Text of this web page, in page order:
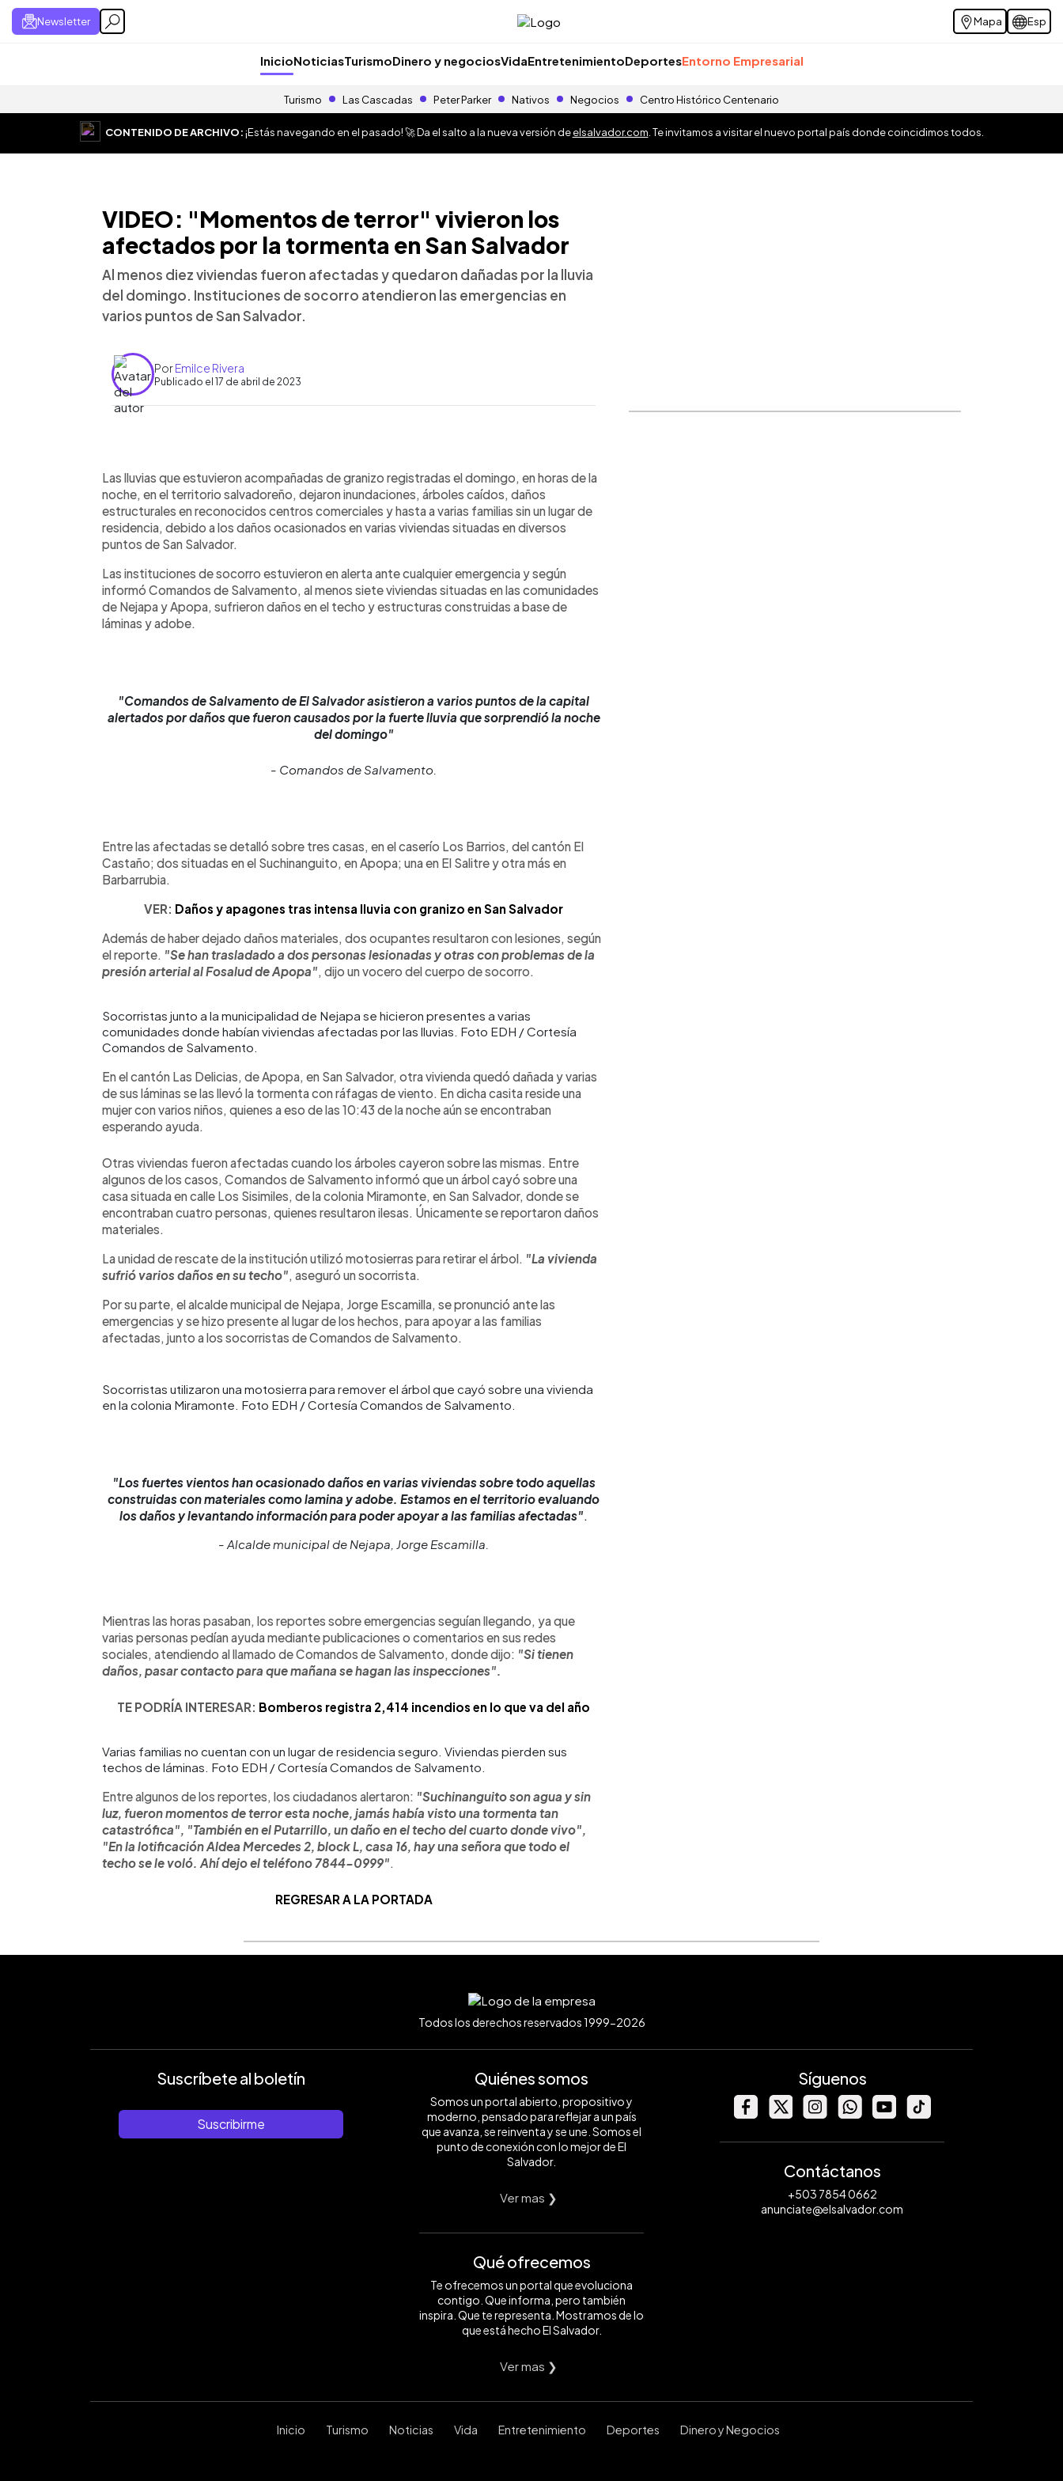
Newsletter Mapa Esp
InicioNoticiasTurismoDinero y negociosVidaEntretenimientoDeportesEntorno Empresarial
Turismo Las Cascadas Peter Parker Nativos Negocios Centro Histórico Centenario
CONTENIDO DE ARCHIVO:¡Estás navegando en el pasado! 🚀 Da el salto a la nueva versión deelsalvador.com . Te invitamos a visitar el nuevo portal país donde coincidimos todos.
VIDEO: "Momentos de terror" vivieron los
afectados por la tormenta en San Salvador
Al menos diez viviendas fueron afectadas y quedaron dañadas por la lluvia
del domingo. Instituciones de socorro atendieron las emergencias en
varios puntos de San Salvador.
PorEmilce Rivera
Publicado el 17 de abril de 2023
Escuchar artículo
Las lluvias que estuvieron acompañadas de granizo registradas el domingo, en horas de la
noche, en el territorio salvadoreño, dejaron inundaciones, árboles caídos, daños
estructurales en reconocidos centros comerciales y hasta a varias familias sin un lugar de
residencia, debido a los daños ocasionados en varias viviendas situadas en diversos
puntos de San Salvador.
Las instituciones de socorro estuvieron en alerta ante cualquier emergencia y según
informó Comandos de Salvamento, al menos siete viviendas situadas en las comunidades
de Nejapa y Apopa, sufrieron daños en el techo y estructuras construidas a base de
láminas y adobe.
"Comandos de Salvamento de El Salvador asistieron a varios puntos de la capital
alertados por daños que fueron causados por la fuerte lluvia que sorprendió la noche
del domingo"
- Comandos de Salvamento.
Entre las afectadas se detalló sobre tres casas, en el caserío Los Barrios, del cantón El
Castaño; dos situadas en el Suchinanguito, en Apopa; una en El Salitre y otra más en
Barbarrubia.
VER: Daños y apagones tras intensa lluvia con granizo en San Salvador
Además de haber dejado daños materiales, dos ocupantes resultaron con lesiones, según
el reporte. "Se han trasladado a dos personas lesionadas y otras con problemas de la
presión arterial al Fosalud de Apopa" , dijo un vocero del cuerpo de socorro.
Socorristas junto a la municipalidad de Nejapa se hicieron presentes a varias
comunidades donde habían viviendas afectadas por las lluvias. Foto EDH / Cortesía
Comandos de Salvamento.
En el cantón Las Delicias, de Apopa, en San Salvador, otra vivienda quedó dañada y varias
de sus láminas se las llevó la tormenta con ráfagas de viento. En dicha casita reside una
mujer con varios niños, quienes a eso de las 10:43 de la noche aún se encontraban
esperando ayuda.
Otras viviendas fueron afectadas cuando los árboles cayeron sobre las mismas. Entre
algunos de los casos, Comandos de Salvamento informó que un árbol cayó sobre una
casa situada en calle Los Sisimiles, de la colonia Miramonte, en San Salvador, donde se
encontraban cuatro personas, quienes resultaron ilesas. Únicamente se reportaron daños
materiales.
La unidad de rescate de la institución utilizó motosierras para retirar el árbol. "La vivienda
sufrió varios daños en su techo" , aseguró un socorrista.
Por su parte, el alcalde municipal de Nejapa, Jorge Escamilla, se pronunció ante las
emergencias y se hizo presente al lugar de los hechos, para apoyar a las familias
afectadas, junto a los socorristas de Comandos de Salvamento.
Socorristas utilizaron una motosierra para remover el árbol que cayó sobre una vivienda
en la colonia Miramonte. Foto EDH / Cortesía Comandos de Salvamento.
"Los fuertes vientos han ocasionado daños en varias viviendas sobre todo aquellas
construidas con materiales como lamina y adobe. Estamos en el territorio evaluando
los daños y levantando información para poder apoyar a las familias afectadas"
- Alcalde municipal de Nejapa, Jorge Escamilla.
Mientras las horas pasaban, los reportes sobre emergencias seguían llegando, ya que
varias personas pedían ayuda mediante publicaciones o comentarios en sus redes
sociales, atendiendo al llamado de Comandos de Salvamento, donde dijo: "Si tienen
daños, pasar contacto para que mañana se hagan las inspecciones".
TE PODRÍA INTERESAR: Bomberos registra 2,414 incendios en lo que va del año
Varias familias no cuentan con un lugar de residencia seguro. Viviendas pierden sus
techos de láminas. Foto EDH / Cortesía Comandos de Salvamento.
Entre algunos de los reportes, los ciudadanos alertaron: "Suchinanguito son agua y sin
luz, fueron momentos de terror esta noche, jamás había visto una tormenta tan
catastrófica", "También en el Putarrillo, un daño en el techo del cuarto donde vivo",
"En la lotificación Aldea Mercedes 2, block L, casa 16, hay una señora que todo el
techo se le voló. Ahí dejo el teléfono 7844-0999"
REGRESAR A LA PORTADA
Todos los derechos reservados 1999-2026
Suscríbete al boletín
Suscribirme
Quiénes somos
Somos un portal abierto, propositivo y
moderno, pensado para reflejar a un país
que avanza, se reinventa y se une. Somos el
punto de conexión con lo mejor de El
Salvador.
Ver mas ❯
Qué ofrecemos
Te ofrecemos un portal que evoluciona
contigo. Que informa, pero también
inspira. Que te representa. Mostramos de lo
que está hecho El Salvador.
Ver mas ❯
Síguenos
Contáctanos
+503 7854 0662
anunciate@elsalvador.com
Inicio Turismo Noticias Vida Entretenimiento Deportes Dinero y Negocios